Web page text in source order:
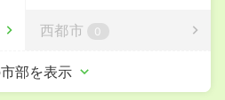
西都市 0
部を表示